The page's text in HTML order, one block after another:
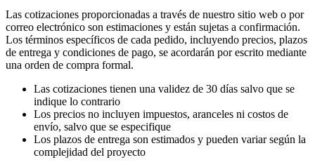
Las cotizaciones proporcionadas a través de nuestro sitio web o por
correo electrónico son estimaciones y están sujetas a confirmación.
Los términos específicos de cada pedido, incluyendo precios, plazos
de entrega y condiciones de pago, se acordarán por escrito mediante
una orden de compra formal.
Las cotizaciones tienen una validez de 30 días salvo que se
indique lo contrario
Los precios no incluyen impuestos, aranceles ni costos de
envío, salvo que se especifique
Los plazos de entrega son estimados y pueden variar según la
complejidad del proyecto